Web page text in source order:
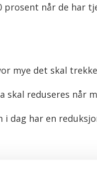
prosent når de har
mye det skal
reduseres når
i dag har en
i offentlige